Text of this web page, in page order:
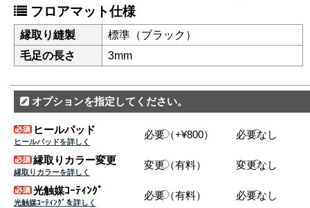
フロアマット仕様
縁取り縫製
標準（ブラック）
毛足の長さ
3mm
オプションを指定してください。
ヒールパッド
ヒールパッドを詳しく
必要（+¥800） 必要なし
縁取りカラー変更
縁取りカラーを詳しく
変更（有料） 変更なし
光触媒ｺｰﾃｨﾝｸﾞ
光触媒ｺｰﾃｨﾝｸﾞを詳しく
必要（有料） 必要なし